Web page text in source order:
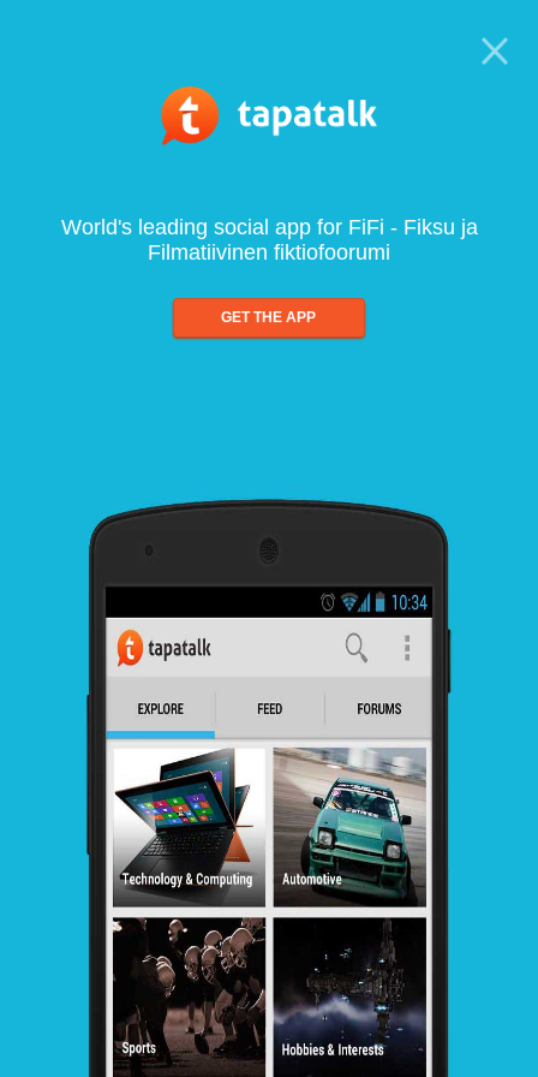
World's leading social app for FiFi - Fiksu ja
Filmatiivinen fiktiofoorumi
GET THE APP